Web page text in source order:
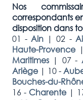
Nos
correspondants
disposition dans
01 - Ain| 02 -
Haute-Provence |
Maritimes | 07 -
Ariège | 10 -
Bouches-du-
16 - Charente |